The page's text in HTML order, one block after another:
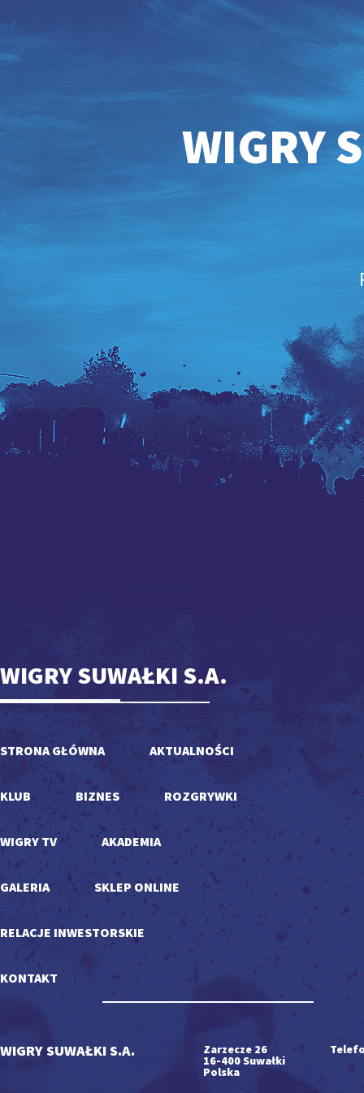
WIGRY
WIGRY SUWAŁKI S.A.
STRONA GŁÓWNA AKTUALNOŚCI
KLUB BIZNES ROZGRYWKI
WIGRY TV AKADEMIA
GALERIA SKLEP ONLINE
RELACJE INWESTORSKIE
KONTAKT
WIGRY SUWAŁKI S.A. Zarzecze 26
16-400 Suwałki
Polska